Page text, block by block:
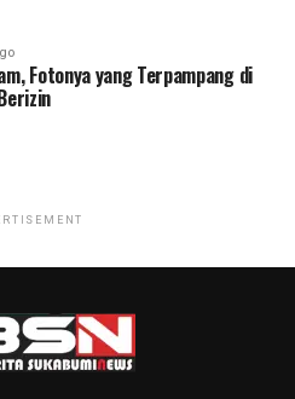
Fotonya yang Terpampang di